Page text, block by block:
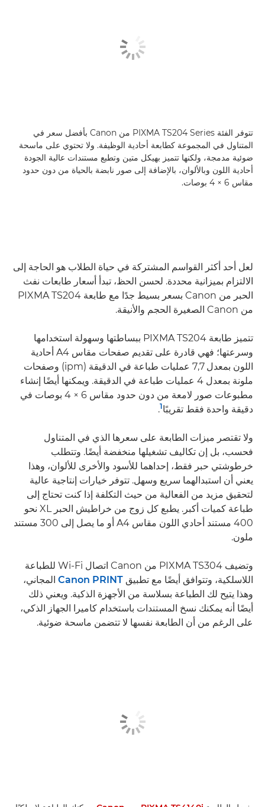
تتوفر الفئة PIXMA TS204 Series من Canon بأفضل سعر في
المتناول في المجموعة كطابعة أحادية الوظيفة. ولا تحتوي على ماسحة
ضوئية مدمجة، ولكنها تتميز بهيكل متين وتطبع مستندات عالية الجودة
أحادية اللون وبالألوان، بالإضافة إلى صور نابضة بالحياة من دون حدود
مقاس 6 × 4 بوصات.
لعل أحد أكثر القواسم المشتركة في حياة الطلاب هو الحاجة إلى
الالتزام بميزانية محددة. لحسن الحظ، تبدأ أسعار طابعات نفث
الحبر من Canon بسعر بسيط جدًا مع طابعة PIXMA TS204
من Canon الصغيرة الحجم والأنيقة.
تتميز طابعة PIXMA TS204 ببساطتها وسهولة استخدامها
وسرعتها؛ فهي قادرة على تقديم صفحات مقاس A4 أحادية
اللون بمعدل 7,7 عمليات طباعة في الدقيقة (ipm) وصفحات
ملونة بمعدل 4 عمليات طباعة في الدقيقة. ويمكنها أيضًا إنشاء
مطبوعات صور لامعة من دون حدود مقاس 6 × 4 بوصات في
دقيقة واحدة فقط تقريبًا1
.
ولا تقتصر ميزات الطابعة على سعرها الذي في المتناول
فحسب، بل إن تكاليف تشغيلها منخفضة أيضًا. وتتطلب
خرطوشتي حبر فقط، إحداهما للأسود والأخرى للألوان، وهذا
يعني أن استبدالهما سريع وسهل. تتوفر خيارات إنتاجية عالية
لتحقيق مزيد من الفعالية من حيث التكلفة إذا كنت تحتاج إلى
طباعة كميات أكبر. يطبع كل زوج من خراطيش الحبر XL نحو
400 مستند أحادي اللون مقاس A4 أو ما يصل إلى 300 مستند
ملون.
وتضيف PIXMA TS304 من Canon اتصال Wi-Fi للطباعة
اللاسلكية، وتتوافق أيضًا مع تطبيق Canon PRINT المجاني،
وهذا يتيح لك الطباعة بسلاسة من الأجهزة الذكية. ويعني ذلك
أيضًا أنه يمكنك نسخ المستندات باستخدام كاميرا الجهاز الذكي،
على الرغم من أن الطابعة نفسها لا تتضمن ماسحة ضوئية.